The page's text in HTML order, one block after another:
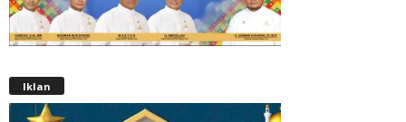
Iklan